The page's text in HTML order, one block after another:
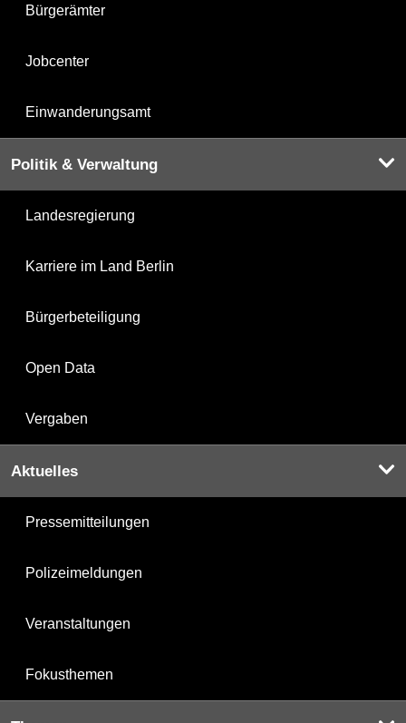
Bürgerämter
Jobcenter
Einwanderungsamt
Politik & Verwaltung
Landesregierung
Karriere im Land Berlin
Bürgerbeteiligung
Open Data
Vergaben
Aktuelles
Pressemitteilungen
Polizeimeldungen
Veranstaltungen
Fokusthemen